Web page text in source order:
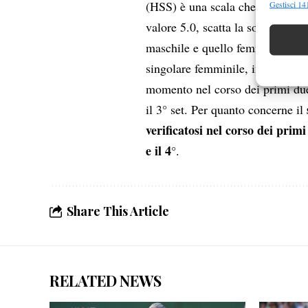
Gestisci
(HSS) è una scala che varia da
valore 5.0, scatta la
maschile e quello femminile il
singolare femminile, in caso di
momento nel corso dei primi
il 3° set. Per quanto concerne il
verificatosi nel corso dei
e il 4°.
Share This Article
RELATED NEWS